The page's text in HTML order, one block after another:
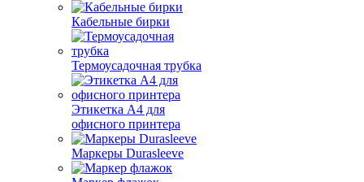
Кабельные бирки
Термоусадочная трубка
Этикетка А4 для
офисного принтера
Маркеры Durasleeve